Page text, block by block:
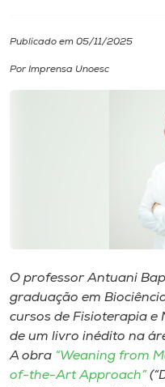
Internacionalização
CPA
Biblioteca
Editora
Publicado em 05/11/2025
Por Imprensa Unoesc
O professor Antuani
graduação em
cursos de Fisioterapia e
de um livro inédito na
A obra “Weaning from
of-the-Art Approach”